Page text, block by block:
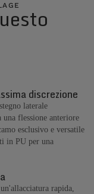
discrezione
laterale
una flessione anteriore
esclusivo e versatile
in PU per una
rapida,